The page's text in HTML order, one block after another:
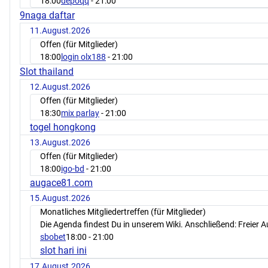
9naga daftar
11.August.2026
Offen (für Mitglieder)
18:00 login olx188 - 21:00
Slot thailand
12.August.2026
Offen (für Mitglieder)
18:30mix parlay- 21:00
togel hongkong
13.August.2026
Offen (für Mitglieder)
18:00igo-bd - 21:00
augace81.com
15.August.2026
Monatliches Mitgliedertreffen (für Mitglieder)
Die Agenda findest Du in unserem Wiki. Anschließend: Freier
sbobet18:00 - 21:00
slot hari ini